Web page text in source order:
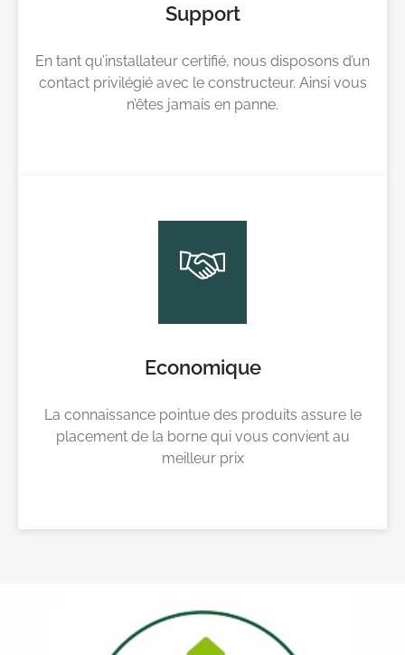
Support
En tant qu’installateur certifié, nous disposons d’un
contact privilégié avec le constructeur. Ainsi vous
n’êtes jamais en panne.
Economique
La connaissance pointue des produits assure le
placement de la borne qui vous convient au
meilleur prix